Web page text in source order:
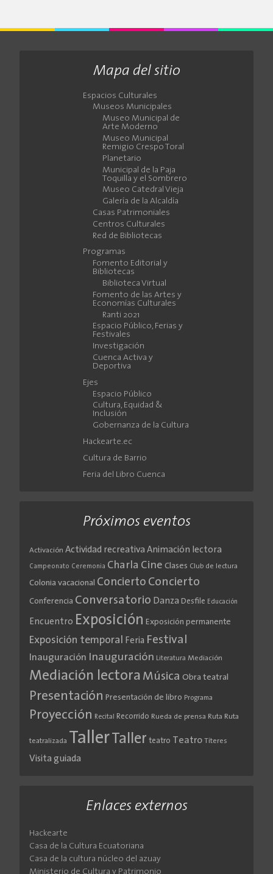
Mapa del sitio
Espacios Culturales
Museos Municipales
Museo Municipal de
Arte Moderno
Museo Municipal
Remigio Crespo Toral
Planetario
Municipal de la Paja
Toquilla y el Sombrero
Museo Catedral Vieja
Galería de la Alcaldía
Casas Patrimoniales
Centros Culturales
Red de Bibliotecas
Programas
Fomento Editorial y
Bibliotecas
Biblioteca Virtual
Fomento de las Artes y
Economías Culturales
Ranti 2021
Espacio Público, Ferias y
Festivales
Investigación
Cuenca Activa y
Deportiva
Ejes
Espacio Público
Cultura, Equidad &
Inclusión
Gobernanza de la Cultura
Hackearte.ec
Cultura de Barrio
Feria del Libro Cuenca
Próximos eventos
Activación Actividad recreativa Animación lectora
Campeonato Ceremonia Charla Cine Clases Club de lectura
Colonia vacacional Concierto Concierto
Conferencia Conversatorio Danza Desfile Educación
Encuentro Exposición Exposición permanente
Exposición temporal Feria Festival
Inauguración Inauguración Literatura Mediación
Mediación lectora Música Obra teatral
Presentación Presentación de libro Programa
Proyección Recital Recorrido Rueda de prensa Ruta Ruta
teatralizada Taller Taller teatro Teatro Títeres
Visita guiada
Enlaces externos
Hackearte
Casa de la Cultura Ecuatoriana
Casa de la cultura núcleo del azuay
Ministerio de Cultura y Patrimonio